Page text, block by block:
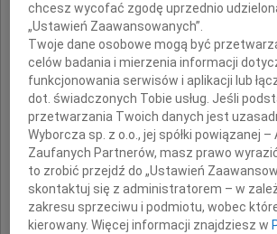
Krysiu,
serdeczne
po
Ela i Tomasz Rapaccy,
chcesz wycofać zgodę uprzednio
„Ustawień Zaawansowanych”.
Twoje dane osobowe mogą być
celów badania i mierzenia informacji
funkcjonowania serwisów i aplikacji lub
dot. świadczonych Tobie usług. Jeśli
przetwarzania Twoich danych jest
Wyborcza sp. z o.o., jej spółki powiązanej –
Zaufanych Partnerów, masz prawo
to zrobić przejdź do „Ustawień
skontaktuj się z administratorem – w
zakresu sprzeciwu i podmiotu, wobec
kierowany. Więcej informacji znajdziesz w